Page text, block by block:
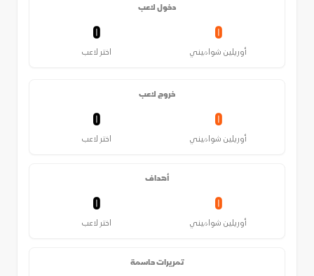
دخول لاعب
0
اختر لاعب
0
أوريلين شواميني
خروج لاعب
0
اختر لاعب
0
أوريلين شواميني
أهداف
0
اختر لاعب
0
أوريلين شواميني
تمريرات حاسمة